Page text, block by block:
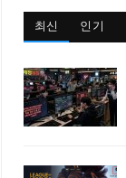
최신 인기